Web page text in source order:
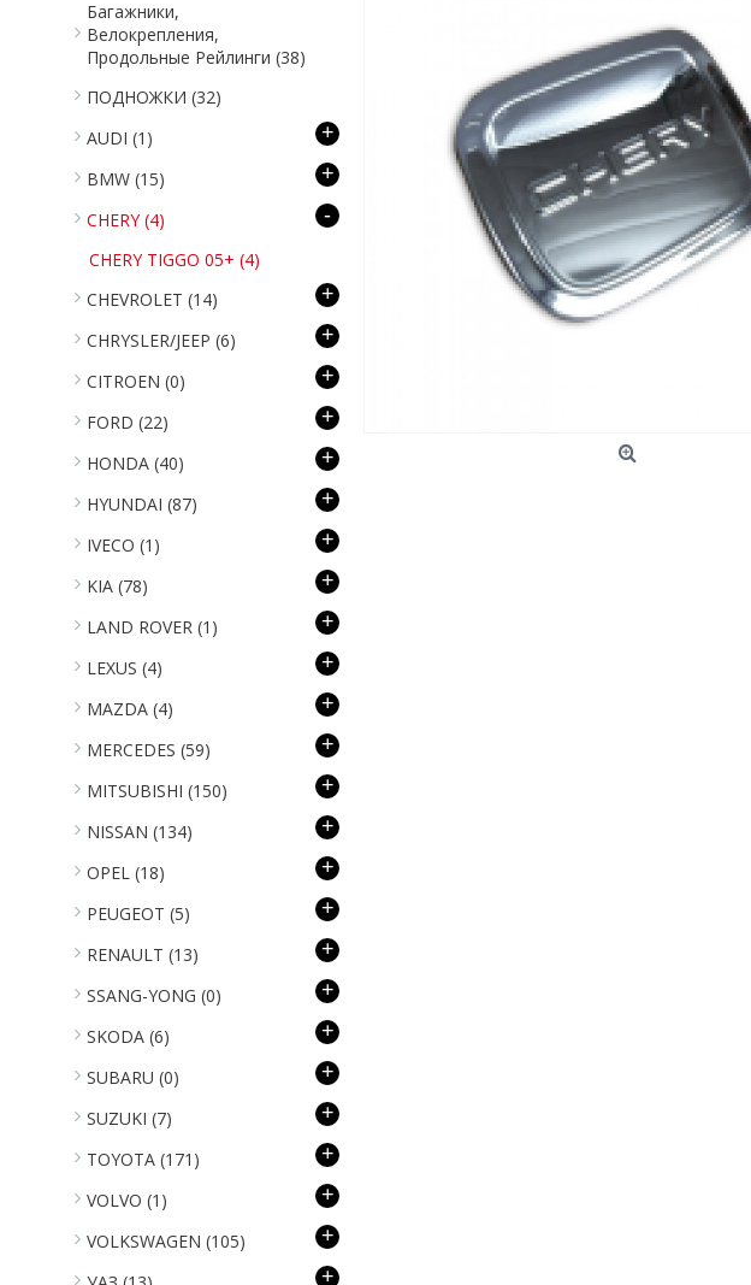
Багажники,
Велокрепления,
Продольные Рейлинги (38)
ПОДНОЖКИ (32)
AUDI (1) +
BMW (15) +
CHERY(4) -
CHERY TIGGO 05+ (4)
CHEVROLET (14) +
CHRYSLER/JEEP (6) +
CITROEN (0) +
FORD (22) +
HONDA (40) +
HYUNDAI (87) +
IVECO (1) +
KIA (78) +
LAND ROVER (1) +
LEXUS (4) +
MAZDA (4) +
MERCEDES (59) +
MITSUBISHI (150) +
NISSAN (134) +
OPEL (18) +
PEUGEOT (5) +
RENAULT (13) +
SSANG-YONG (0) +
SKODA (6) +
SUBARU (0) +
SUZUKI (7) +
TOYOTA (171) +
VOLVO (1) +
VOLKSWAGEN (105) +
+